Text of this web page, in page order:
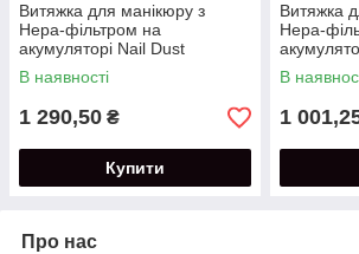
Витяжка для манікюру з
Нера-фільтром на
акумуляторі Nail Dust
Collector набір серветок в
комплекті
В наявності
1 290,50 ₴
Купити
Витяжка
Нера-
В
1
Про нас